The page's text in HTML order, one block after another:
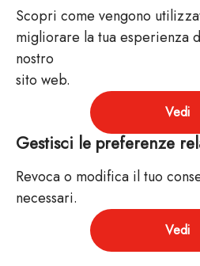
Scopri come vengono
migliorare la tua esperienza
nostro
sito web.
Vedi
Gestisci le preferenze
Revoca o modifica il tuo
necessari.
Vedi